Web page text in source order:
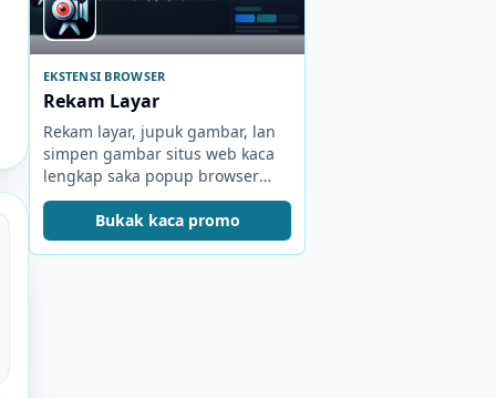
EKSTENSI BROWSER
Rekam Layar
Rekam layar, jupuk gambar, lan
simpen gambar situs web kaca
lengkap saka popup browser
sing kompak.
Bukak kaca promo